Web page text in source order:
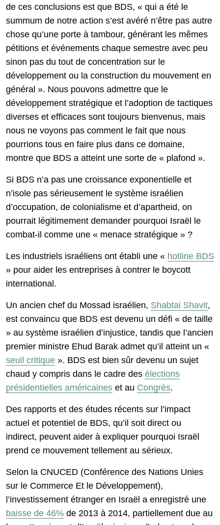
de ces conclusions est que BDS, « qui a été le
summum de notre action s’est avéré n’être pas autre
chose qu’une porte à tambour, générant les mêmes
pétitions et événements chaque semestre avec peu
sinon pas du tout de concentration sur le
développement ou la construction du mouvement en
général ». Nous pouvons admettre que le
développement stratégique et l’adoption de tactiques
diverses et efficaces sont toujours bienvenus, mais
nous ne voyons pas comment le fait que nous
pourrions tous en faire plus dans ce domaine,
montre que BDS a atteint une sorte de « plafond ».
Si BDS n’a pas une croissance exponentielle et
n’isole pas sérieusement le système israélien
d’occupation, de colonialisme et d’apartheid, on
pourrait légitimement demander pourquoi Israël le
combat-il comme une « menace stratégique » ?
Les industriels israéliens ont établi une « hotline BDS
» pour aider les entreprises à contrer le boycott
international.
Un ancien chef du Mossad israélien, Shabtai Shavit,
est convaincu que BDS est devenu un défi « de taille
» au système israélien d’injustice, tandis que l’ancien
premier ministre Ehud Barak admet qu’il atteint un «
seuil critique ». BDS est bien sûr devenu un sujet
chaud y compris dans le cadre des élections
présidentielles américaines et au Congrès.
Des rapports et des études récents sur l’impact
actuel et potentiel de BDS, qu’il soit direct ou
indirect, peuvent aider à expliquer pourquoi Israël
prend ce mouvement tellement au sérieux.
Selon la CNUCED (Conférence des Nations Unies
sur le Commerce Et le Développement),
l’investissement étranger en Israël a enregistré une
baisse de 46% de 2013 à 2014, partiellement due au